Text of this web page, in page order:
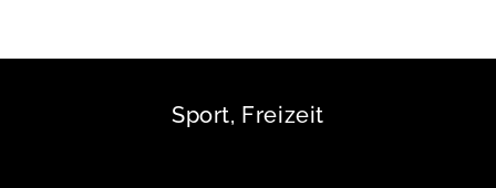
Sport, Freizeit